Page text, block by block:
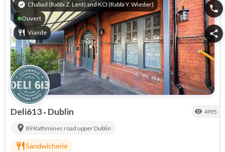
verified Chabad (Rabbi Z. Lent) and KCI (Rabbi Y. Wieder)
Ouvert
restaurant Viande
phone
share
Deli613 • Dublin visibility 4995
location_on 89 Rathmines road upper Dublin
restaurant Sandwicherie